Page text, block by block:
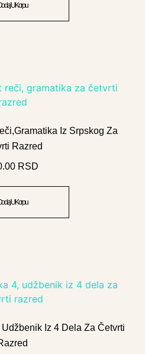
U Korpu
Iz Srpskog Za
Razred
RSD
U Korpu
Iz 4 Dela Za Četvrti